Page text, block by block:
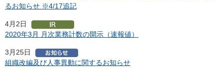
るお知らせ ※4/17追記
4月2日
2020年3月 月次業務計数の開示（速報値）
3月25日
組織改編及び人事異動に関するお知らせ